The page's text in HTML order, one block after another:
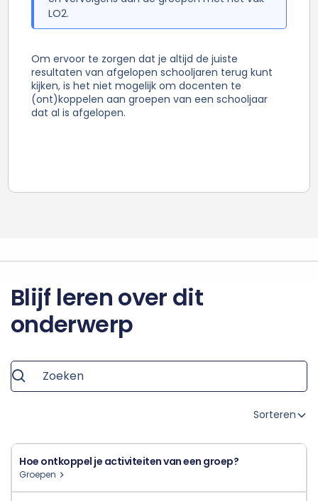
LO2.
Om ervoor te zorgen dat je altijd de juiste
resultaten van afgelopen schooljaren terug kunt
kijken, is het niet mogelijk om docenten te
(ont)koppelen aan groepen van een schooljaar
dat al is afgelopen.
Blijf leren over dit
onderwerp
Sorteren
Hoe ontkoppel je activiteiten van een groep?
Groepen